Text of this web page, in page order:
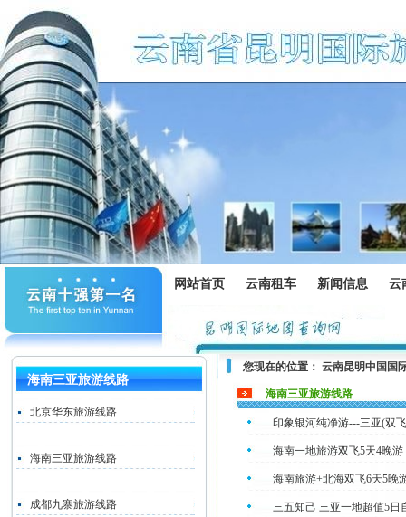
网站首页 云南租车 新闻信息 云
海南三亚旅游线路
北京华东旅游线路
海南三亚旅游线路
成都九寨旅游线路
您现在的位置： 云南昆明中国国
海南三亚旅游线路
印象银河纯净游---三亚(双
海南一地旅游双飞5天4晚游
海南旅游+北海双飞6天5晚
三五知己 三亚一地